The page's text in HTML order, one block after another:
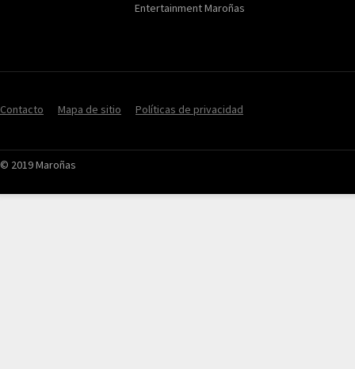
Entertainment Maroñas
Contacto Mapa de sitio Políticas de privacidad
© 2019 Maroñas